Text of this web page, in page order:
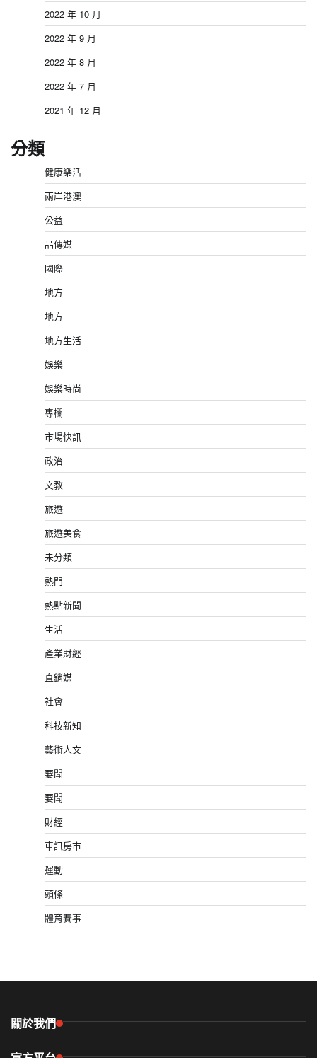
2022 年 10 月
2022 年 9 月
2022 年 8 月
2022 年 7 月
2021 年 12 月
分類
健康樂活
兩岸港澳
公益
品傳媒
國際
地方
地方
地方生活
娛樂
娛樂時尚
專欄
市場快訊
政治
文教
旅遊
旅遊美食
未分類
熱門
熱點新聞
生活
產業財經
直銷媒
社會
科技新知
藝術人文
要聞
要聞
財經
車訊房市
運動
頭條
體育賽事
關於我們